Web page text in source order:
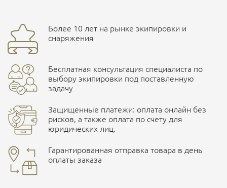
Доставка курьерской службой СДЭК -
Наличные при самовывозе
улица Маяковского, 10
ПОДРОБНЕЕ О СКЛАДЕ
Более 10 лет на рынке экипировки и
снаряжения
Бесплатная консультация специалиста по
выбору экипировки под поставленную
задачу
Защищенные платежи: оплата онлайн без
рисков, а также оплата по счету для
юридических лиц.
Гарантированная отправка товара в день
оплаты заказа